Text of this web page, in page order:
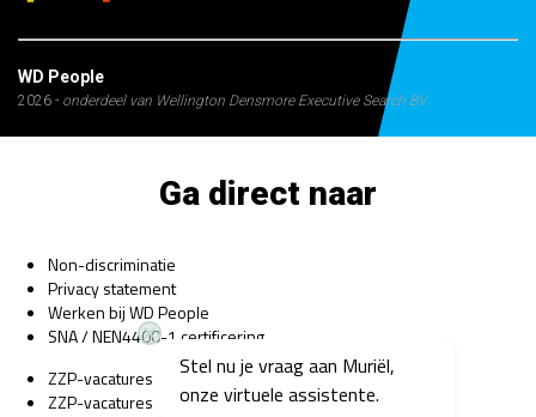
WD People
2026 - onderdeel van Wellington Densmore Executive Search BV
Ga direct naar
Non-discriminatie
Privacy statement
Werken bij WD People
SNA / NEN4400-1 certificering
ZZP-vacatures Bedrijfsarts
ZZP-vacatures Psycholoog
Stel nu je vraag aan Muriël,
onze virtuele assistente.